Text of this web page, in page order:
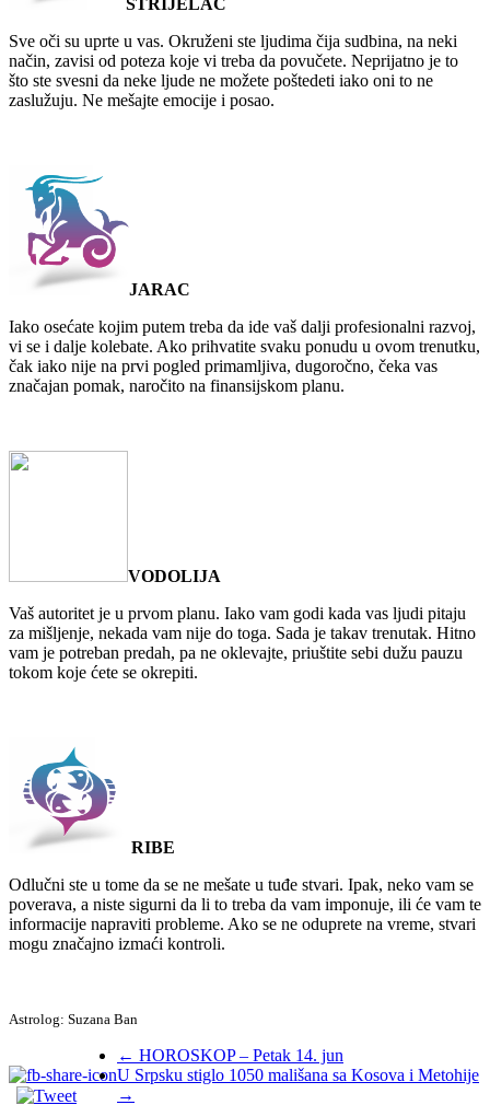
Sve oči su uprte u vas. Okruženi ste ljudima čija sudbina, na neki
način, zavisi od poteza koje vi treba da povučete. Neprijatno je to
što ste svesni da neke ljude ne možete poštedeti iako oni to ne
zaslužuju. Ne mešajte emocije i posao.
JARAC
Iako osećate kojim putem treba da ide vaš dalji profesionalni razvoj,
vi se i dalje kolebate. Ako prihvatite svaku ponudu u ovom trenutku,
čak iako nije na prvi pogled primamljiva, dugoročno, čeka vas
značajan pomak, naročito na finansijskom planu.
VODOLIJA
Vaš autoritet je u prvom planu. Iako vam godi kada vas ljudi pitaju
za mišljenje, nekada vam nije do toga. Sada je takav trenutak. Hitno
vam je potreban predah, pa ne oklevajte, priuštite sebi dužu pauzu
tokom koje ćete se okrepiti.
RIBE
Odlučni ste u tome da se ne mešate u tuđe stvari. Ipak, neko vam se
poverava, a niste sigurni da li to treba da vam imponuje, ili će vam te
informacije napraviti probleme. Ako se ne oduprete na vreme, stvari
mogu značajno izmaći kontroli.
Astrolog: Suzana Ban
← HOROSKOP – Petak 14. jun
U Srpsku stiglo 1050 mališana sa Kosova i Metohije
→